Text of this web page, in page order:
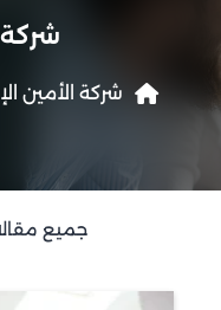
شركة الأمين
جميع